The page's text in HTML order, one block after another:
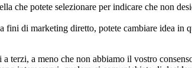
che potete selezionare per indicare che non
di marketing diretto, potete cambiare idea
a meno che non abbiamo il vostro